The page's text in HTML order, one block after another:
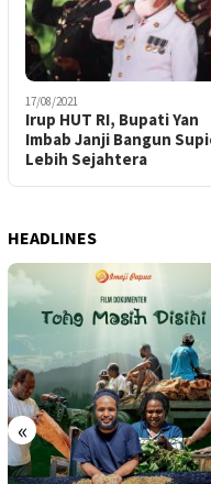
17/08/2021
Irup HUT RI, Bupati Yan
Imbab Janji Bangun
Lebih Sejahtera
HEADLINES
«